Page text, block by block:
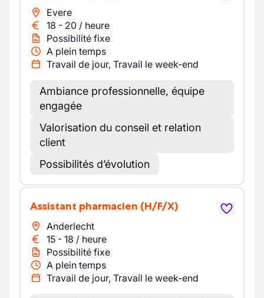
Evere
18 - 20 / heure
Possibilité fixe
A plein temps
Travail de jour, Travail le week-end
Ambiance professionnelle, équipe
engagée
Valorisation du conseil et relation
client
Possibilités d’évolution
Assistant pharmacien (H/F/X)
Anderlecht
15 - 18 / heure
Possibilité fixe
A plein temps
Travail de jour, Travail le week-end